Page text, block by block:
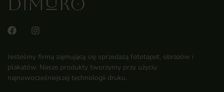
Jesteśmy firmą zajmującą się sprzedażą fototapet, obrazów i
plakatów. Nasze produkty tworzymy przy użyciu
najnowocześniejszej technologii druku.